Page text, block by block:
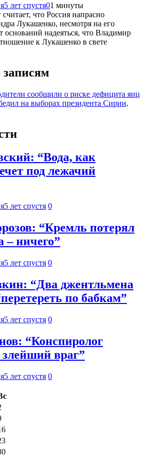
5 лет спустя01 минуты
что Россия напрасно
Лукашенко, несмотря на его
надеяться, что Владимир
к Лукашенко в свете
сообщили о риске дефицита яиц
на выборах президента Сирии,
“Вода, как
под лежачий
5 лет спустя 0
“Кремль потерял
– ничего”
5 лет спустя 0
“Два джентльмена
по бабкам”
5 лет спустя 0
“Конспиролог
враг”
5 лет спустя 0